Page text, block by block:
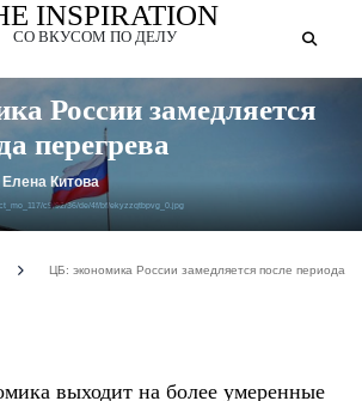
INSPIRATION
СО ВКУСОМ ПО ДЕЛУ
c9/92/36/de/4f/bf/ekyzzqtbpvg_0.jpg
России замедляется
перегрева
Елена Китова
ЦБ: экономика России замедляется после периода
выходит на более умеренные